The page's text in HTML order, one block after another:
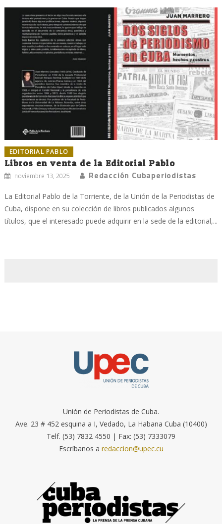
EDITORIAL PABLO
Libros en venta de la Editorial Pablo
noviembre 13, 2025 Redacción Cubaperiodistas
La Editorial Pablo de la Torriente, de la Unión de la Periodistas de
Cuba, dispone en su colección de libros publicados algunos
títulos, que el interesado puede adquirir en la sede de la editorial,...
Unión de Periodistas de Cuba.
Ave. 23 # 452 esquina a I, Vedado, La Habana Cuba (10400)
Telf. (53) 7832 4550 | Fax: (53) 7333079
Escríbanos a redaccion@upec.cu